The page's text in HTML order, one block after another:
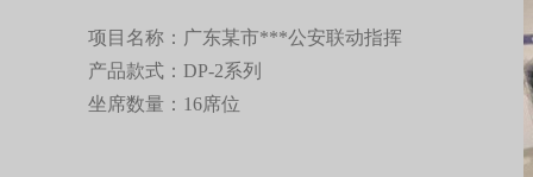
项目名称：广东某市***公安联动指挥
产品款式：DP-2系列
坐席数量：16席位